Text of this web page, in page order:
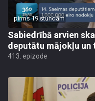
pirms 19 stundām
Sabiedrībā arvien
deputātu mājokļu
413. epizode